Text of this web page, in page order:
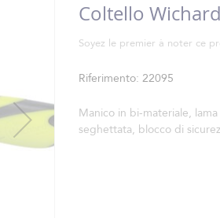
Coltello
Soyez le premier à noter ce
Riferimento 22095
Manico in bi-materiale,
seghettata, blocco di